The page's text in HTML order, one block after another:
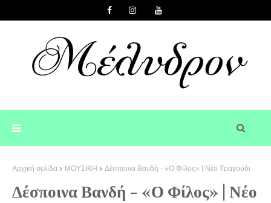
Αρχική σελίδα ΜΟΥΣΙΚΗ Δέσποινα Βανδή - «Ο Φίλος» | Νέο Τραγούδι
Δέσποινα Βανδή - «Ο Φίλος» | Νέο